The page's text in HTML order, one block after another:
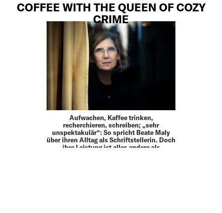
COFFEE WITH THE QUEEN OF COZY
CRIME
Aufwachen, Kaffee trinken,
recherchieren, schreiben; „sehr
unspektakulär“: So spricht Beate Maly
über ihren Alltag als Schriftstellerin. Doch
ihre Leistung ist alles andere als